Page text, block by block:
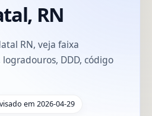
RN
RN, veja faixa
DDD, código
em 2026-04-29